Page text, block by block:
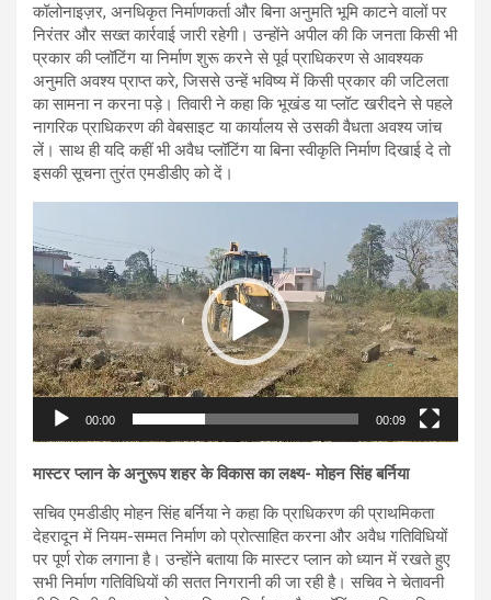
कॉलोनाइज़र, अनधिकृत निर्माणकर्ता और बिना अनुमति भूमि काटने वालों पर
निरंतर और सख्त कार्रवाई जारी रहेगी। उन्होंने अपील की कि जनता किसी भी
प्रकार की प्लॉटिंग या निर्माण शुरू करने से पूर्व प्राधिकरण से आवश्यक
अनुमति अवश्य प्राप्त करे, जिससे उन्हें भविष्य में किसी प्रकार की जटिलता
का सामना न करना पड़े। तिवारी ने कहा कि भूखंड या प्लॉट खरीदने से पहले
नागरिक प्राधिकरण की वेबसाइट या कार्यालय से उसकी वैधता अवश्य जांच
लें। साथ ही यदि कहीं भी अवैध प्लॉटिंग या बिना स्वीकृति निर्माण दिखाई दे तो
इसकी सूचना तुरंत एमडीडीए को दें।
00:00 00:09
मास्टर प्लान के अनुरूप शहर के विकास का लक्ष्य- मोहन सिंह बर्निया
सचिव एमडीडीए मोहन सिंह बर्निया ने कहा कि प्राधिकरण की प्राथमिकता
देहरादून में नियम-सम्मत निर्माण को प्रोत्साहित करना और अवैध गतिविधियों
पर पूर्ण रोक लगाना है। उन्होंने बताया कि मास्टर प्लान को ध्यान में रखते हुए
सभी निर्माण गतिविधियों की सतत निगरानी की जा रही है। सचिव ने चेतावनी